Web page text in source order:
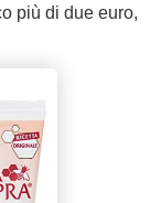
più di due euro,